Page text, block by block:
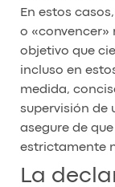
En estos
o
objetivo que
incluso en
medida,
supervisión de
asegure de
estrictamente
La